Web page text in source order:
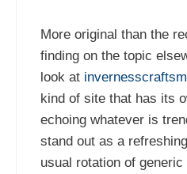
More original than the
finding on the topic
look at
kind of site that has its
echoing whatever is
stand out as a
usual rotation of